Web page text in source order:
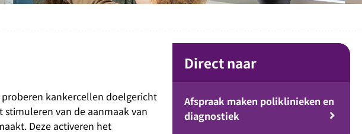
kankercellen doelgericht
van de aanmaak van
Deze activeren het
Direct naar
Afspraak maken poliklinieken en
diagnostiek